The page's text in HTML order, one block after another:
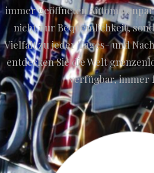
immer geöffneten
nicht nur Bequemlichkeit,
Vielfalt zu jeder Tages- und
entdecken Sie die Welt
verfügbar, immer